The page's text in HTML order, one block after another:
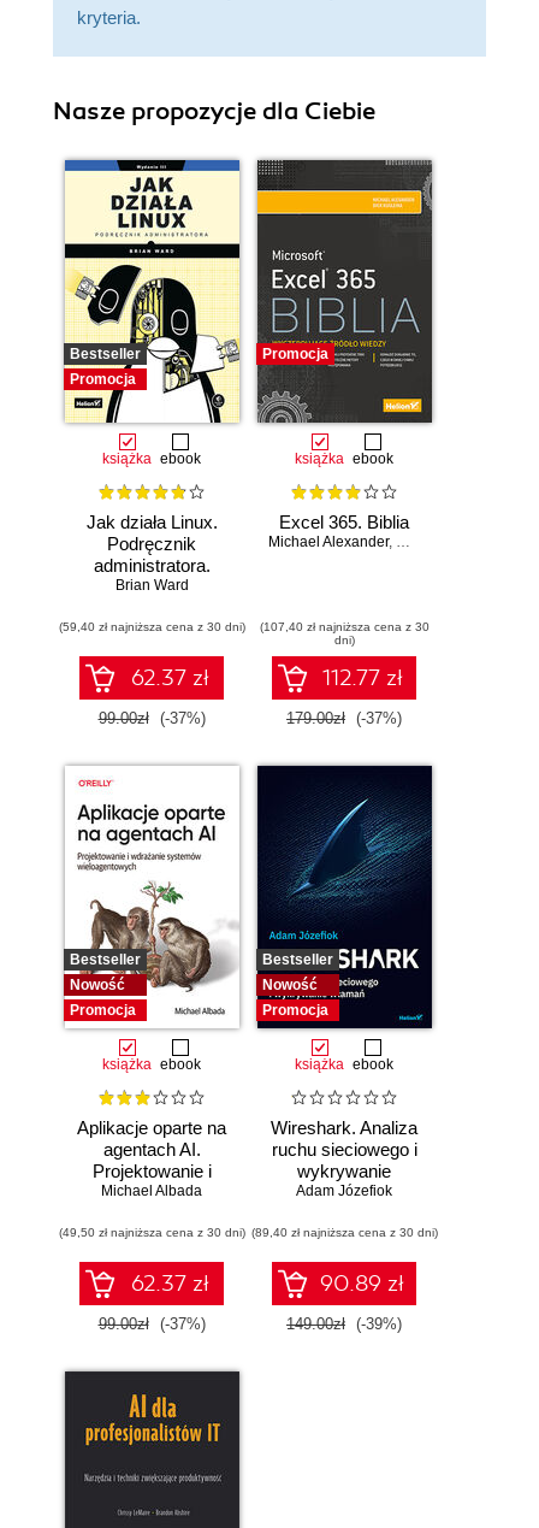
kryteria.
Nasze propozycje dla Ciebie
Bestseller
Promocja
książka ebook
Jak działa Linux.
Podręcznik
administratora.
Wydanie III
Brian Ward
(59,40 zł najniższa cena z 30 dni)
62.37 zł
99.00zł (-37%)
Promocja
książka ebook
Excel 365. Biblia
Michael Alexander, Dick Kusleika
(107,40 zł najniższa cena z 30
dni)
112.77 zł
179.00zł (-37%)
Bestseller
Nowość
Promocja
książka ebook
Aplikacje oparte na
agentach AI.
Projektowanie i
wdrażanie
wieloagentowych
Michael Albada
(49,50 zł najniższa cena z 30 dni)
62.37 zł
99.00zł (-37%)
Bestseller
Nowość
Promocja
książka ebook
Wireshark. Analiza
ruchu sieciowego i
wykrywanie
włamań
Adam Józefiok
(89,40 zł najniższa cena z 30 dni)
90.89 zł
149.00zł (-39%)